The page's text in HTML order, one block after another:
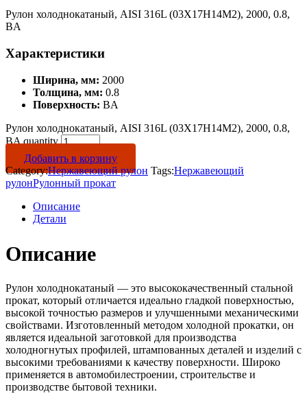
Рулон холоднокатаный, AISI 316L (03Х17Н14М2), 2000, 0.8,
BA
Характеристики
Ширина, мм: 2000
Толщина, мм: 0.8
Поверхность: BA
Рулон холоднокатаный, AISI 316L (03Х17Н14М2), 2000, 0.8,
BA quantity
Добавить в корзину
Category:Нержавеющий рулон Tags:Нержавеющий
рулонРулонный прокат
Описание
Детали
Описание
Рулон холоднокатаный — это высококачественный стальной
прокат, который отличается идеально гладкой поверхностью,
высокой точностью размеров и улучшенными механическими
свойствами. Изготовленный методом холодной прокатки, он
является идеальной заготовкой для производства
холодногнутых профилей, штампованных деталей и изделий с
высокими требованиями к качеству поверхности. Широко
применяется в автомобилестроении, строительстве и
производстве бытовой техники.